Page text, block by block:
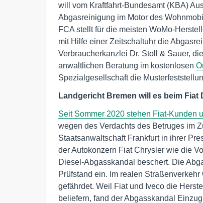
will vom Kraftfahrt-Bundesamt (KBA)
Abgasreinigung im Motor des
FCA stellt für die meisten WoMo-
mit Hilfe einer Zeitschaltuhr die
Verbraucherkanzlei Dr. Stoll & Sauer,
anwaltlichen Beratung im kostenlosen
Spezialgesellschaft die
Landgericht Bremen will es beim Fiat
Seit Sommer 2020 stehen Fiat-Kunden
wegen des Verdachts des Betruges im
Staatsanwaltschaft Frankfurt in ihrer
der Autokonzern Fiat Chrysler wie die
Diesel-Abgasskandal beschert. Die
Prüfstand ein. Im realen
gefährdet. Weil Fiat und Iveco die
beliefern, fand der Abgasskandal